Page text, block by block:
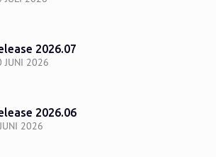
JUNI 2026
2026.07
2026
2026.06